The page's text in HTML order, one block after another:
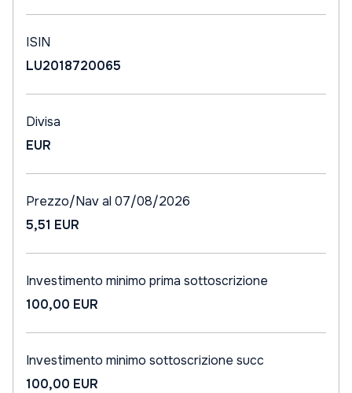
ISIN
LU2018720065
Divisa
EUR
Prezzo/Nav al 07/08/2026
5,51 EUR
Investimento minimo prima sottoscrizione
100,00 EUR
Investimento minimo sottoscrizione succ
100,00 EUR